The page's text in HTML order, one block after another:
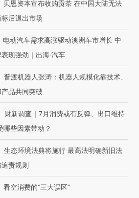
贝恩资本宣布收购贡茶 在中国大陆无法
后退出市场
电动汽车需求高涨驱动澳洲车市增长 中
现强劲｜出海·汽车
普渡机器人张涛：机器人规模化靠技术、
品共同突破
财新调查｜7月消费或有反弹、出口维持
哪些因素带动？
生态环境法典将施行 最高法明确新旧法
责规则
看空消费的“三大误区”